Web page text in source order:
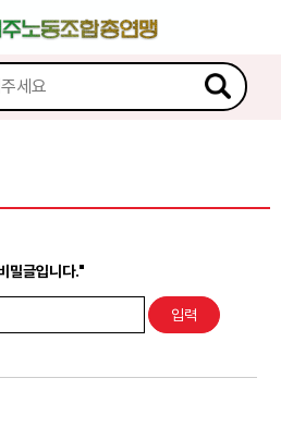
밀글입니다."
케치북5
케치북5